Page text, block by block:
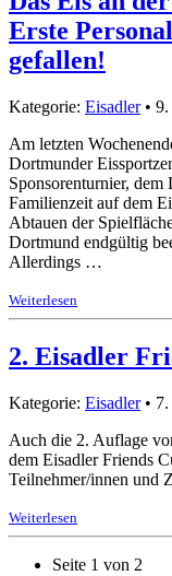
Erste
gefallen!
Kategorie: Eisadler• 9.
Am letzten
Dortmunder
Sponsorenturnier, dem
Familienzeit auf dem
Abtauen der
Dortmund endgültig
Allerdings …
Weiterlesen
2. Eisadler
Kategorie: Eisadler• 7.
Auch die 2. Auflage
dem Eisadler Friends
Teilnehmer/innen und
Weiterlesen
Seite 1 von 2